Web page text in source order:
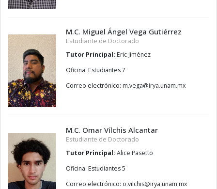
M.C. Miguel Ángel Vega Gutiérrez
Estudiante de Doctorado
Tutor Principal: Eric Jiménez
Oficina: Estudiantes 7
Correo electrónico:
xm.manu.ayri
@
agev.m
M.C. Omar Vílchis Alcantar
Estudiante de Doctorado
Tutor Principal: Alice Pasetto
Oficina: Estudiantes 5
Correo electrónico:
xm.manu.ayri
@
sihcliv.o